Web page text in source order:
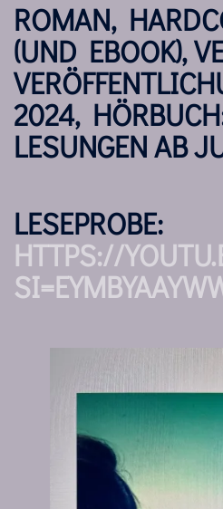
ROMAN,
(UND EBOOK),
2024,
LESUNGEN AB
LESEPROBE:
HTTPS://